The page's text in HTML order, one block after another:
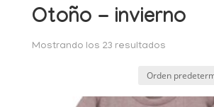
Otoño - invierno
Mostrando los 23 resultados